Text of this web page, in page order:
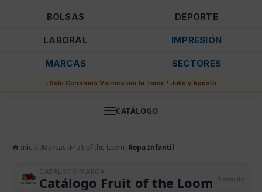
BOLSAS DEPORTE
LABORAL IMPRESIÓN
MARCAS SECTORES
¡ Sólo Cerramos Viernes por la Tarde ! Julio y Agosto
CATÁLOGO
Inicio Marcas Fruit of the Loom Ropa Infantil
CATÁLOGO MARCA
Catálogo Fruit of the Loom 1 artículo